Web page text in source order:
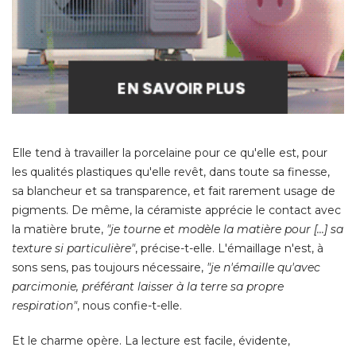
Elle tend à travailler la porcelaine pour ce qu'elle est, pour
les qualités plastiques qu'elle revêt, dans toute sa finesse,
sa blancheur et sa transparence, et fait rarement usage de
pigments. De même, la céramiste apprécie le contact avec
la matière brute, "je tourne et modèle la matière pour [...] sa
texture si particulière", précise-t-elle. L'émaillage n'est, à
sons sens, pas toujours nécessaire, "je n'émaille qu'avec
parcimonie, préférant laisser à la terre sa propre
respiration", nous confie-t-elle.
Et le charme opère. La lecture est facile, évidente,